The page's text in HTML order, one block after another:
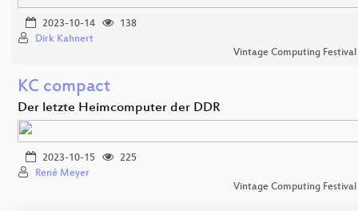
2023-10-14
138
Dirk Kahnert
Vintage Computing
KC compact
Der letzte Heimcomputer der DDR
2023-10-15
225
René Meyer
Vintage Computing